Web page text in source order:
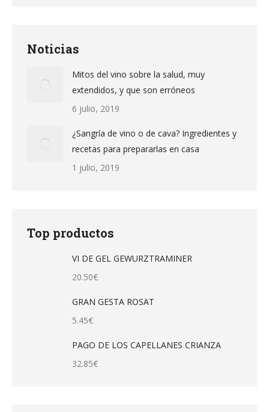
Noticias
Mitos del vino sobre la salud, muy
extendidos, y que son erróneos
6 julio, 2019
¿Sangría de vino o de cava? Ingredientes y
recetas para prepararlas en casa
1 julio, 2019
Top productos
VI DE GEL GEWURZTRAMINER
20.50€
GRAN GESTA ROSAT
5.45€
PAGO DE LOS CAPELLANES CRIANZA
32.85€